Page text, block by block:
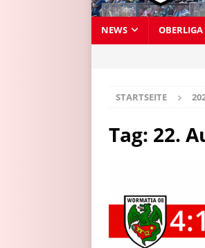
NEWS OBERLIGA
STARTSEITE
Tag: 22.